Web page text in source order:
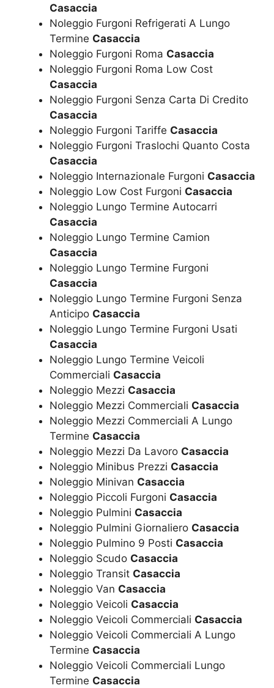
Casaccia
Noleggio Furgoni Refrigerati A Lungo
Termine Casaccia
Noleggio Furgoni Roma Casaccia
Noleggio Furgoni Roma Low Cost
Casaccia
Noleggio Furgoni Senza Carta Di Credito
Casaccia
Noleggio Furgoni Tariffe Casaccia
Noleggio Furgoni Traslochi Quanto Costa
Casaccia
Noleggio Internazionale Furgoni Casaccia
Noleggio Low Cost Furgoni Casaccia
Noleggio Lungo Termine Autocarri
Casaccia
Noleggio Lungo Termine Camion
Casaccia
Noleggio Lungo Termine Furgoni
Casaccia
Noleggio Lungo Termine Furgoni Senza
Anticipo Casaccia
Noleggio Lungo Termine Furgoni Usati
Casaccia
Noleggio Lungo Termine Veicoli
Commerciali Casaccia
Noleggio Mezzi Casaccia
Noleggio Mezzi Commerciali Casaccia
Noleggio Mezzi Commerciali A Lungo
Termine Casaccia
Noleggio Mezzi Da Lavoro Casaccia
Noleggio Minibus Prezzi Casaccia
Noleggio Minivan Casaccia
Noleggio Piccoli Furgoni Casaccia
Noleggio Pulmini Casaccia
Noleggio Pulmini Giornaliero Casaccia
Noleggio Pulmino 9 Posti Casaccia
Noleggio Scudo Casaccia
Noleggio Transit Casaccia
Noleggio Van Casaccia
Noleggio Veicoli Casaccia
Noleggio Veicoli Commerciali Casaccia
Noleggio Veicoli Commerciali A Lungo
Termine Casaccia
Noleggio Veicoli Commerciali Lungo
Termine Casaccia